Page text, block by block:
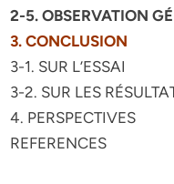
2-5. OBSERVATION
3. CONCLUSION
3-1. SUR L’ESSAI
3-2. SUR LES
4. PERSPECTIVES
REFERENCES